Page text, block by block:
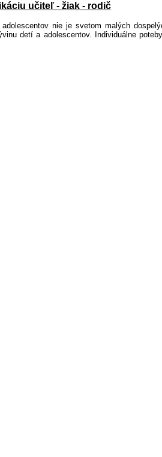
učiteľ - žiak - rodič
nie je svetom malých
detí a adolescentov. Individuálne